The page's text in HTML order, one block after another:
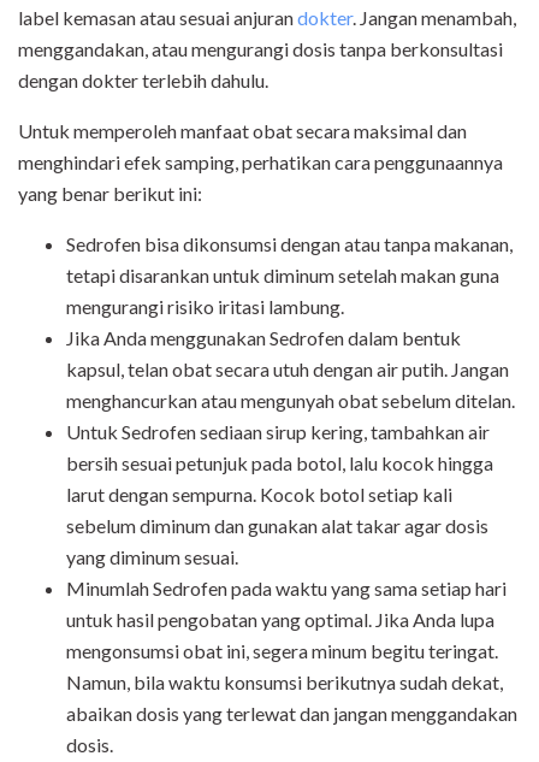
label kemasan atau sesuai anjurandokter. Jangan menambah,
menggandakan, atau mengurangi dosis tanpa berkonsultasi
dengan dokter terlebih dahulu.
Untuk memperoleh manfaat obat secara maksimal dan
menghindari efek samping, perhatikan cara penggunaannya
yang benar berikut ini:
Sedrofen bisa dikonsumsi dengan atau tanpa makanan,
tetapi disarankan untuk diminum setelah makan guna
mengurangi risiko iritasi lambung.
Jika Anda menggunakan Sedrofen dalam bentuk
kapsul, telan obat secara utuh dengan air putih. Jangan
menghancurkan atau mengunyah obat sebelum ditelan.
Untuk Sedrofen sediaan sirup kering, tambahkan air
bersih sesuai petunjuk pada botol, lalu kocok hingga
larut dengan sempurna. Kocok botol setiap kali
sebelum diminum dan gunakan alat takar agar dosis
yang diminum sesuai.
Minumlah Sedrofen pada waktu yang sama setiap hari
untuk hasil pengobatan yang optimal. Jika Anda lupa
mengonsumsi obat ini, segera minum begitu teringat.
Namun, bila waktu konsumsi berikutnya sudah dekat,
abaikan dosis yang terlewat dan jangan menggandakan
dosis.